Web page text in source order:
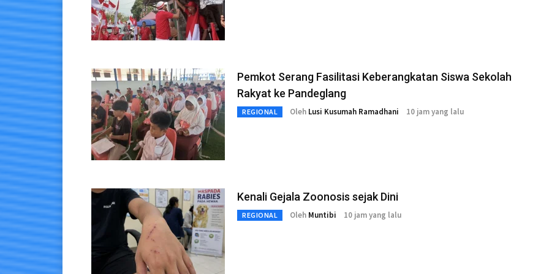
Pemkot Serang Fasilitasi Keberangkatan Siswa Sekolah
Rakyat ke Pandeglang
REGIONAL Oleh Lusi Kusumah Ramadhani 10 jam yang lalu
Kenali Gejala Zoonosis sejak Dini
REGIONAL Oleh Muntibi 10 jam yang lalu